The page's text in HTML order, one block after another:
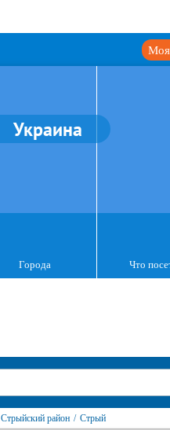
Моя
Украина
Города Что
Стрыйский район / Стрый